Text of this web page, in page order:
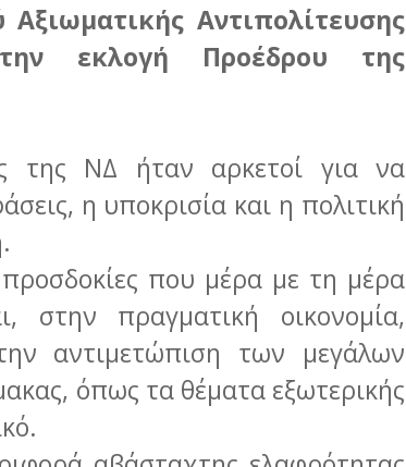
Αντιπολίτευσης
εκλογή Προέδρου της
της ΝΔ ήταν αρκετοί για να
η υποκρισία και η πολιτική
που μέρα με τη μέρα
στην πραγματική οικονομία,
αντιμετώπιση των μεγάλων
όπως τα θέματα εξωτερικής